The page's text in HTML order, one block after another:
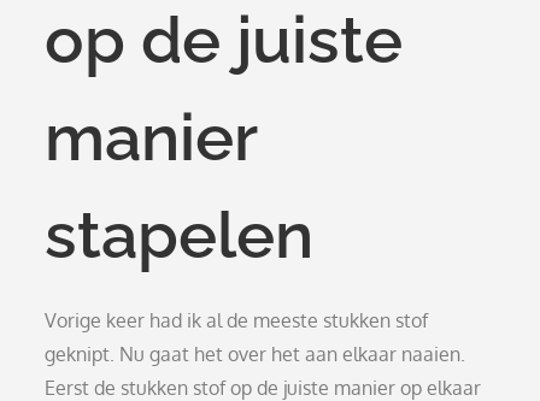
op de juiste
manier
stapelen
Vorige keer had ik al de meeste stukken stof
geknipt. Nu gaat het over het aan elkaar naaien.
Eerst de stukken stof op de juiste manier op elkaar